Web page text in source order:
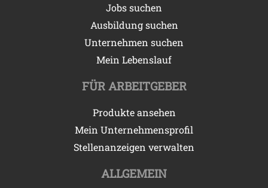
Jobs suchen
Ausbildung suchen
Unternehmen suchen
Mein Lebenslauf
FÜR ARBEITGEBER
Produkte ansehen
Mein Unternehmensprofil
Stellenanzeigen verwalten
ALLGEMEIN